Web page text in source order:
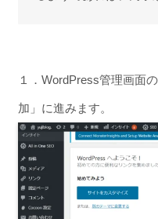
１．WordPress管理画面
加」に進みます。